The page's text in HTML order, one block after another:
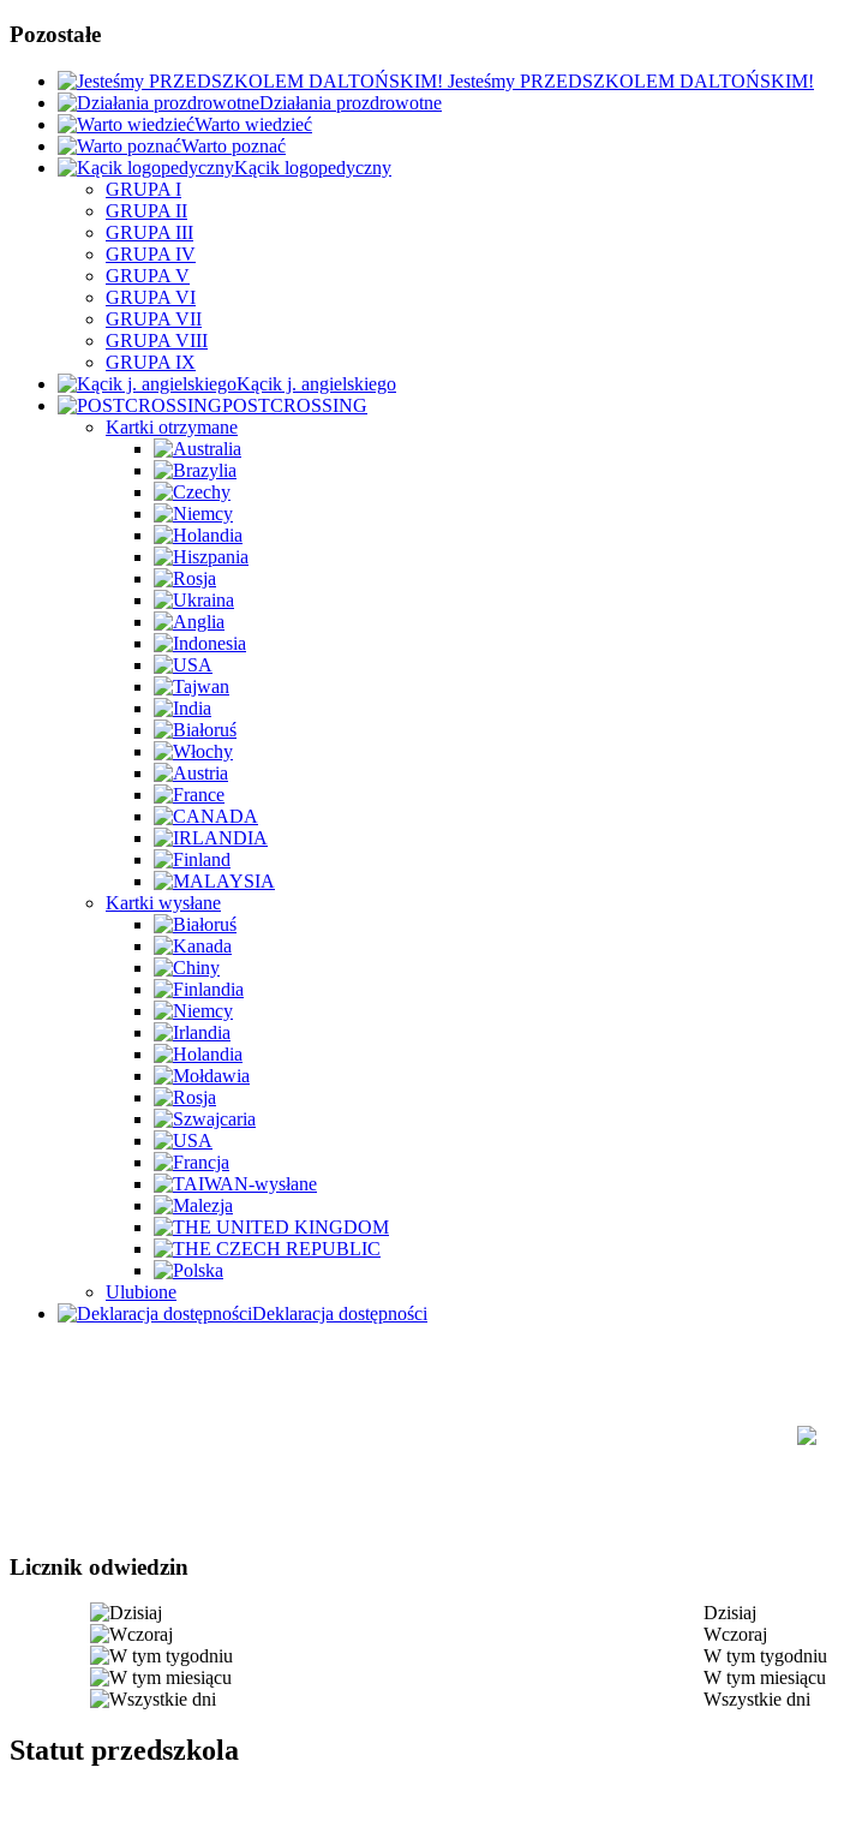
Pozostałe
Jesteśmy PRZEDSZKOLEM DALTOŃSKIM!
Działania prozdrowotne
Warto wiedzieć
Warto poznać
Kącik logopedyczny
GRUPA I
GRUPA II
GRUPA III
GRUPA IV
GRUPA V
GRUPA VI
GRUPA VII
GRUPA VIII
GRUPA IX
Kącik j. angielskiego
POSTCROSSING
Kartki otrzymane
Kartki wysłane
Ulubione
Deklaracja dostępności
Licznik odwiedzin
Dzisiaj
Wczoraj
W tym tygodniu
W tym miesiącu
Wszystkie dni
Statut przedszkola